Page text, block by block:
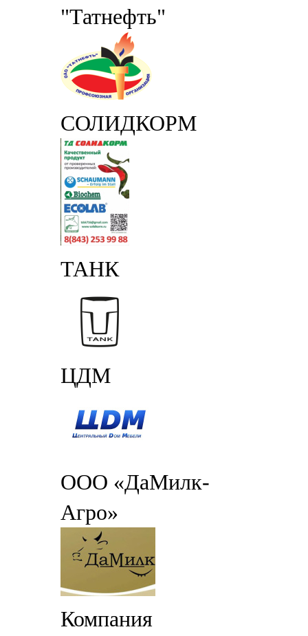
"Татнефть"
СОЛИДКОРМ
ТАНК
ЦДМ
ООО «ДаМилк-
Агро»
Компания